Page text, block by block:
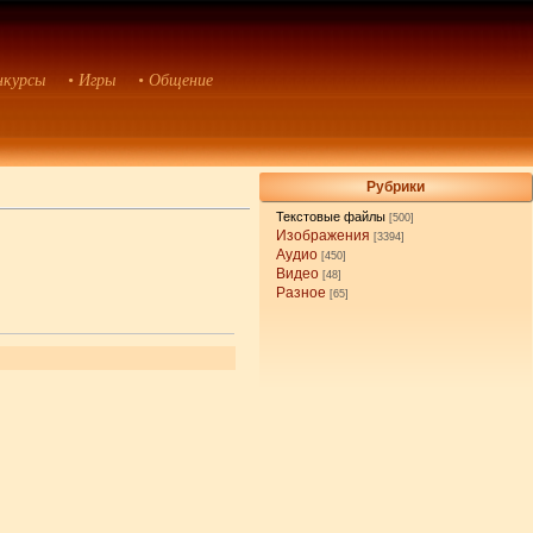
• Игры • Общение
Рубрики
Текстовые файлы [500]
Изображения [3394]
Аудио [450]
Видео [48]
Разное [65]